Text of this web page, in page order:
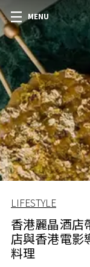
MENU
LIFESTYLE
香港麗晶酒店
店與香港電影
料理